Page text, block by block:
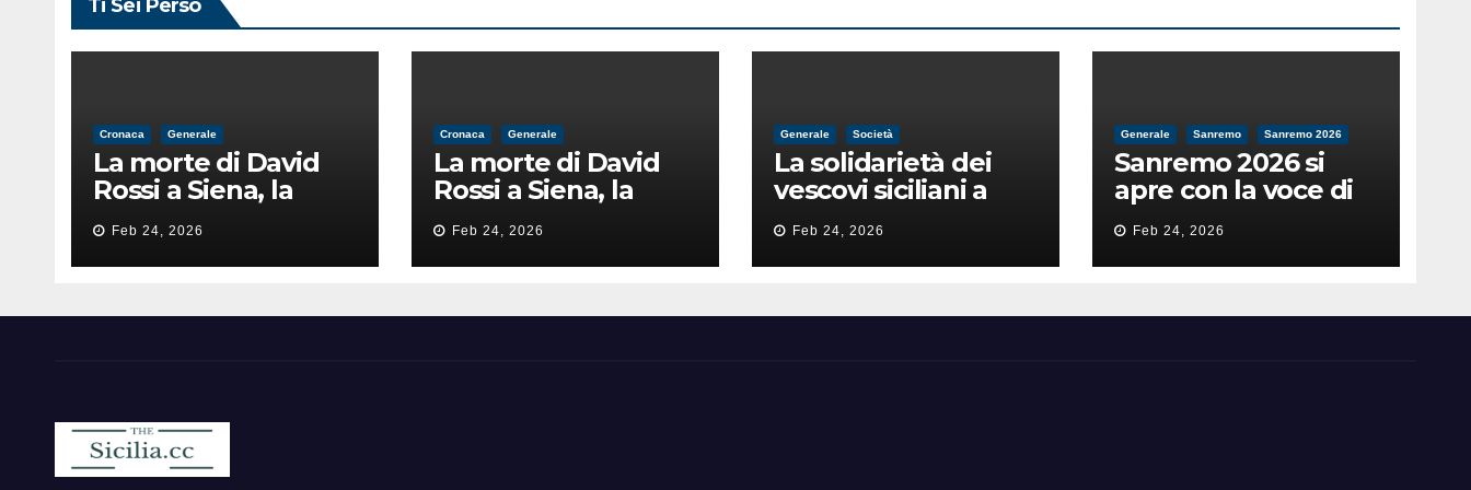
Ti Sei Perso
Cronaca Generale
La morte di David
Rossi a Siena, la
perizia lancia la
pista di
un’intimidazione
Feb 24, 2026
Cronaca Generale
La morte di David
Rossi a Siena, la
perizia lancia la
pista di
un’intimidazione
Feb 24, 2026
Generale Società
La solidarietà dei
vescovi siciliani a
Lorefice: «Ha difeso
il valore e la dignità
dell’umanità»
Feb 24, 2026
Generale Sanremo Sanremo 2026
Sanremo 2026 si
apre con la voce di
Pippo Baudo
Feb 24, 2026